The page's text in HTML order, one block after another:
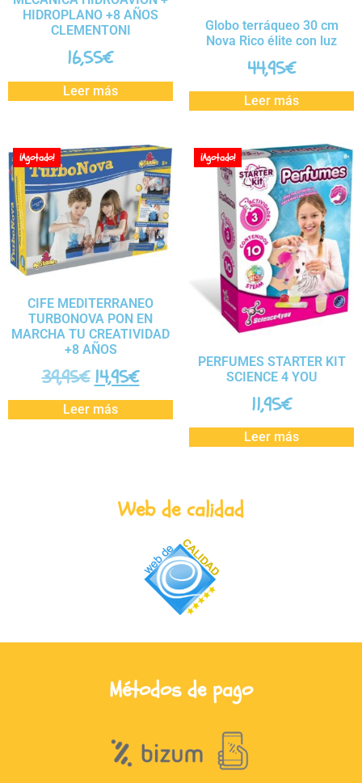
HIDROPLANO +8 AÑOS
CLEMENTONI
16,55€
Leer más
Globo terráqueo 30 cm
Nova Rico élite con luz
44,95€
Leer más
¡Agotado!
CIFE MEDITERRANEO
TURBONOVA PON EN
MARCHA TU CREATIVIDAD
+8 AÑOS
39,95€ 14,95€
Leer más
¡Agotado!
PERFUMES STARTER KIT
SCIENCE 4 YOU
11,95€
Leer más
Web de calidad
Métodos de pago